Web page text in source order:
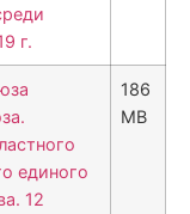
г.
единого
12
186
MB